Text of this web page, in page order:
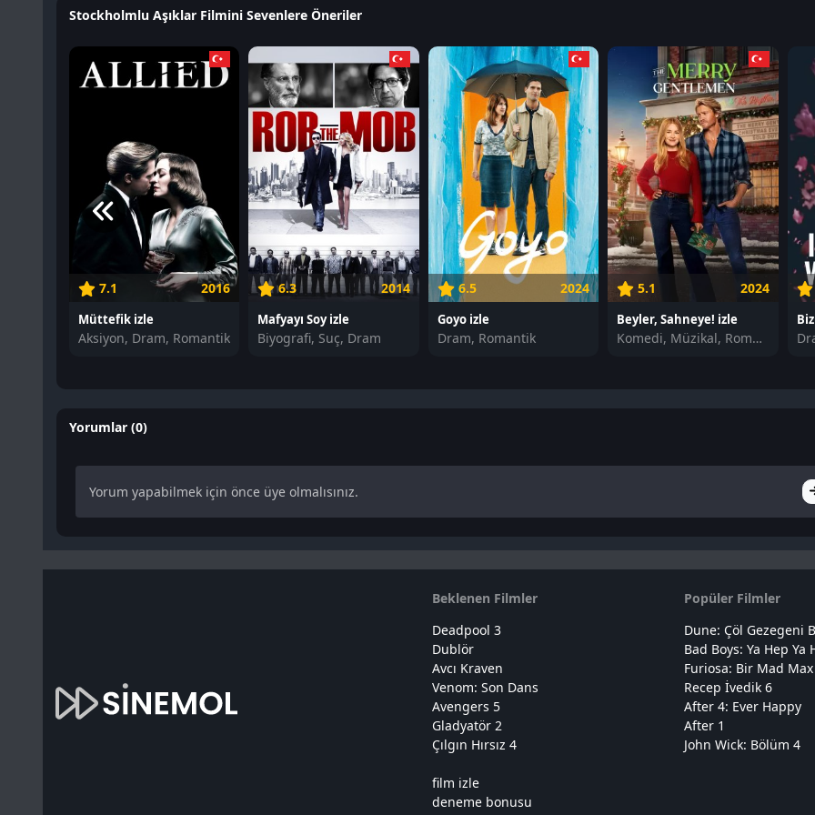
Stockholmlu Aşıklar Filmini Sevenlere Öneriler
7.1 2016
Müttefik izle
Aksiyon, Dram, Romantik
6.3 2014
Mafyayı Soy izle
Biyografi, Suç, Dram
6.5 2024
Goyo izle
Dram, Romantik
5.1 2024
Beyler, Sahneye! izle
Komedi, Müzikal, Romantik
Yorumlar (0)
Yorum yapabilmek için önce üye olmalısınız.
Beklenen Filmler
Deadpool 3
Dublör
Avcı Kraven
Venom: Son Dans
Avengers 5
Gladyatör 2
Çılgın Hırsız 4
Popüler Filmler
Dune: Çöl Gezegeni
Bad Boys: Ya Hep Ya
Furiosa: Bir Mad Max
Recep İvedik 6
After 4: Ever Happy
After 1
John Wick: Bölüm 4
film izle
deneme bonusu